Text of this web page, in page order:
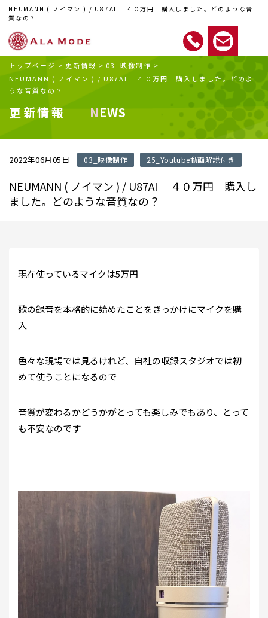
NEUMANN ( ノイマン ) / U87AI ４０万円 購入しました。どのような音
質なの？
トップページ > 更新情報 > 03_映像制作 >
NEUMANN ( ノイマン ) / U87AI ４０万円 購入しました。どのよ
うな音質なの？
更新情報 ｜ NEWS
2022年06月05日 03_映像制作 25_Youtube動画解説付き
NEUMANN ( ノイマン ) / U87AI ４０万円 購入し
ました。どのような音質なの？
現在使っているマイクは5万円
歌の録音を本格的に始めたことをきっかけにマイクを購
入
色々な現場では見るけれど、自社の収録スタジオでは初
めて使うことになるので
音質が変わるかどうかがとっても楽しみでもあり、とって
も不安なのです